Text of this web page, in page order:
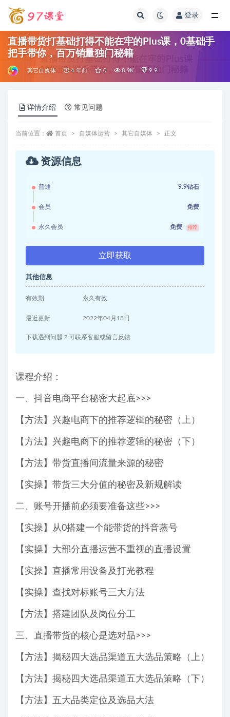
登录
直播带货打基础打得不能在牢的Plus课，0基础手
把手带你，百万销量独门秘籍
其它自媒体 4 年前 0 8.9K 9.9
详情介绍 常见问题
当前位置： 首页 自媒体运营 其它自媒体 正文
资源信息
普通 9.9钻石
会员 免费
永久会员 免费 推荐
立即获取
其他信息
有效期 永久有效
最近更新 2022年04月18日
下载遇到问题？可联系客服或留言反馈
课程介绍：
一、抖音电商平台秘密大起底>>>
【方法】兴趣电商下的推荐逻辑的秘密（上）
【方法】兴趣电商下的推荐逻辑的秘密（下）
【方法】带货直播间流量来源的秘密
【实操】带货三大分值的秘密及新规解读
二、账号开播前必须要准备这些>>>
【实操】从0搭建一个能带货的抖音蒸号
【实操】大部分直播运营不重视的直播设置
【实操】直播常用设备及打光教程
【实操】查找对标账号三大方法
【方法】搭建团队及岗位分工
三、直播带货的核心是选对品>>>
【方法】揭秘四大选品渠道五大选品策略（上）
【方法】揭秘四大选品渠道五大选品策略（下）
【方法】五大品类定位及选品大法